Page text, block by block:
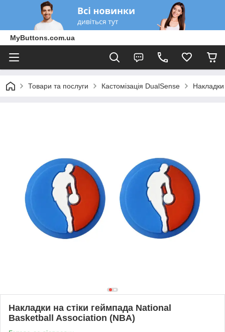
MyButtons.com.ua
Товари та послуги Кастомізація DualSense
Накладки на стіки геймпада National
Basketball Association (NBA)